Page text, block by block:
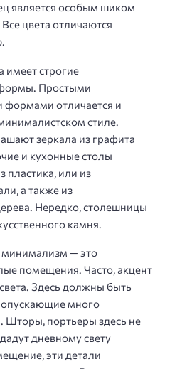
является особым шиком
цвета отличаются
имеет строгие
Простыми
формами отличается и
стиле.
зеркала из графита
и кухонные столы
пластика, или из
а также из
Нередко, столешницы
камня.
минимализм — это
помещения. Часто, акцент
Здесь должны быть
много
Шторы, портьеры здесь не
дневному свету
эти детали